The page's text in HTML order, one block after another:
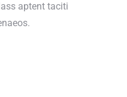
aptent taciti